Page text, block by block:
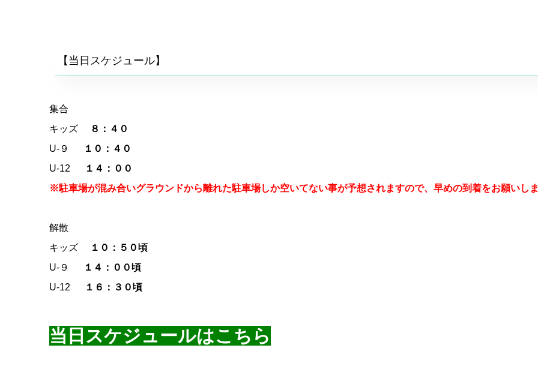
【当日スケジュール】
集合
キッズ
８：４０
U-９
１０：４０
U-12
１４：００
※駐車場が混み合いグラウンドから離れた駐車場しか空いてない事が予想されますので、早めの到着をお願いし
解散
キッズ
１０：５０頃
U-９
１４：００頃
U-12
１６：３０頃
当日スケジュールはこちら